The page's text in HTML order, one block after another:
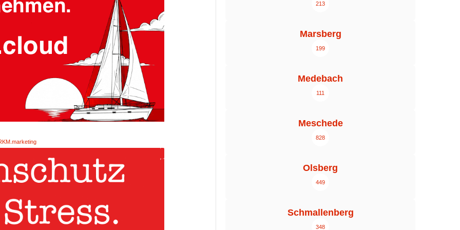
213
Marsberg
199
Medebach
111
Meschede
828
Olsberg
449
Schmallenberg
348